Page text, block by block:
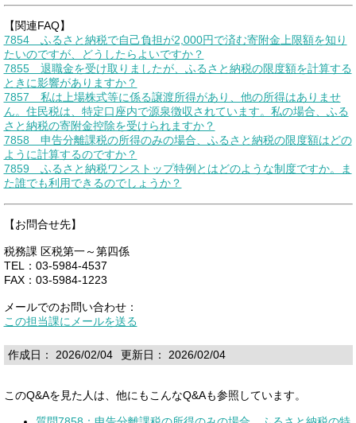
【関連FAQ】
7854 ふるさと納税で自己負担が2,000円で済む寄附金上限額を知り
たいのですが、どうしたらよいですか？
7855 退職金を受け取りましたが、ふるさと納税の限度額を計算する
ときに影響がありますか？
7857 私は上場株式等に係る譲渡所得があり、他の所得はありませ
ん。住民税は、特定口座内で源泉徴収されています。私の場合、ふる
さと納税の寄附金控除を受けられますか？
7858 申告分離課税の所得のみの場合、ふるさと納税の限度額はどの
ように計算するのですか？
7859 ふるさと納税ワンストップ特例とはどのような制度ですか。ま
た誰でも利用できるのでしょうか？
【お問合せ先】
税務課 区税第一～第四係
TEL：03-5984-4537
FAX：03-5984-1223
メールでのお問い合わせ：
この担当課にメールを送る
作成日： 2026/02/04 更新日： 2026/02/04
このQ&Aを見た人は、他にもこんなQ&Aも参照しています。